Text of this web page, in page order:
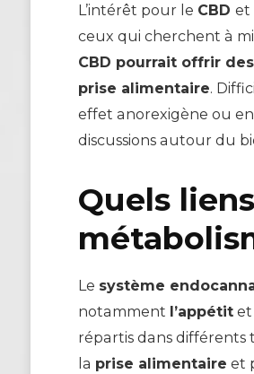
L’intérêt pour le CBD et
ceux qui cherchent à
CBD pourrait offrir
prise alimentaire.
effet anorexigène ou
discussions autour du
Quels
Le système
notamment l’appétitet
répartis dans différents
la prise alimentaire et